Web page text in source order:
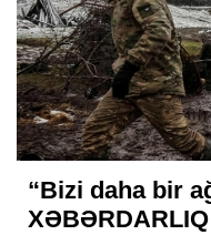
“Bizi daha bir
XƏBƏRDARLIQ